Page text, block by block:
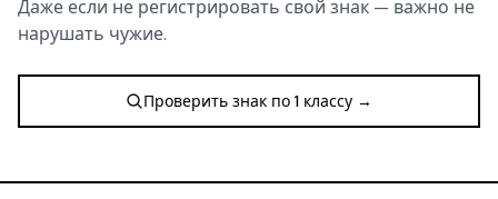
Даже если не регистрировать свой знак — важно не
нарушать чужие.
Проверить знак по 1 классу →